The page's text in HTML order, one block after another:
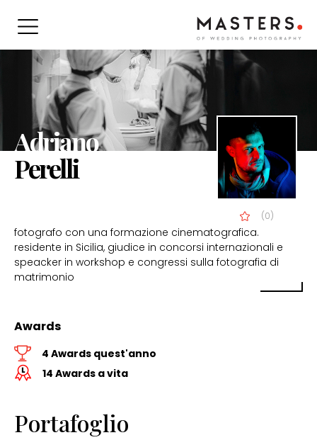
Adriano
Perelli
(0)
fotografo con una formazione cinematografica.
residente in Sicilia, giudice in concorsi internazionali e
speacker in workshop e congressi sulla fotografia di
matrimonio
Awards
4 Awards quest'anno
14 Awards a vita
Portafoglio